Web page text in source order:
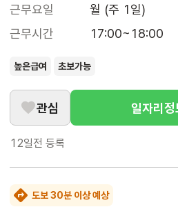
근무요일
월 (주 1일)
근무시간
17:00~18:00
높은급여 초보가능
관심 일자리
12일전 등록
도보 30분 이상 예상